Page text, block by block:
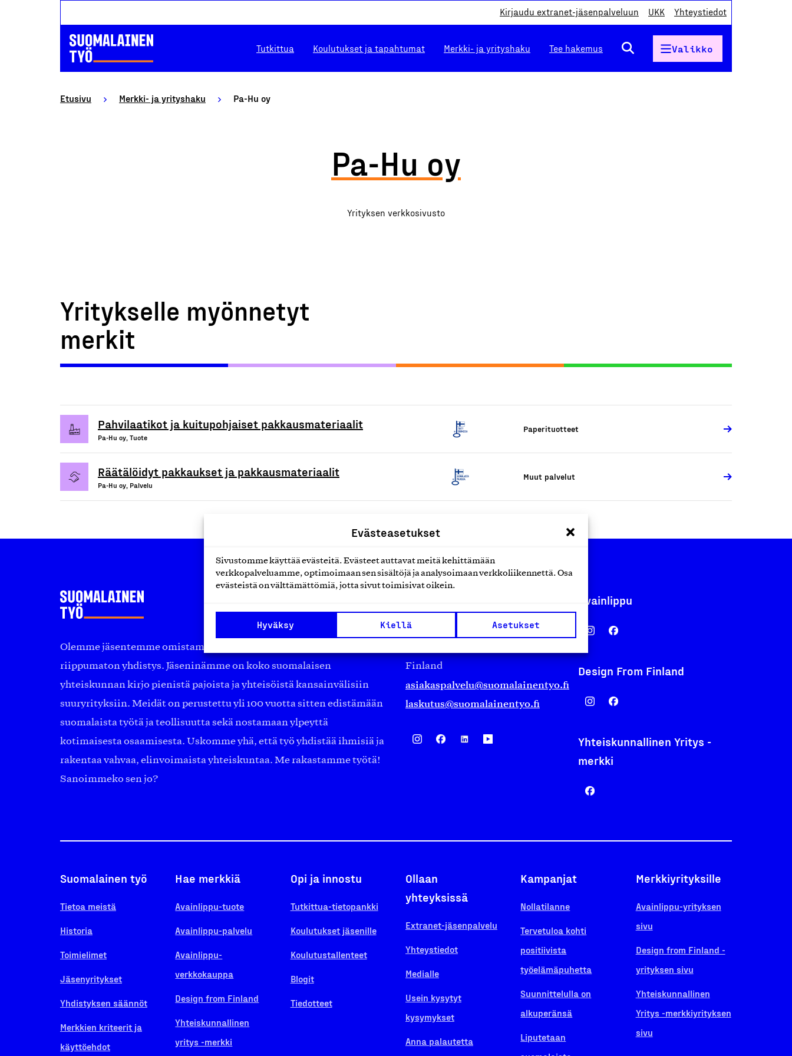
Evästeasetukset
Sivustomme käyttää evästeitä. Evästeet auttavat meitä kehittämään
verkkopalveluamme, optimoimaan sen sisältöjä ja analysoimaan verkkoliikennettä. Osa
evästeistä on välttämättömiä, jotta sivut toimisivat oikein.
Hyväksy Kiellä Asetukset
Kirjaudu extranet-jäsenpalveluun UKK Yhteystiedot
Tutkittua Koulutukset ja tapahtumat Merkki- ja yrityshaku Tee hakemus Valikko
Etusivu Merkki- ja yrityshaku Pa-Hu oy
Pa-Hu oy
Yrityksen verkkosivusto
Yritykselle myönnetyt
merkit
Pahvilaatikot ja kuitupohjaiset pakkausmateriaalit
Pa-Hu oy, Tuote
Paperituotteet
Räätälöidyt pakkaukset ja pakkausmateriaalit
Pa-Hu oy, Palvelu
Muut palvelut
Olemme jäsentemme omistama puolueeton, työmarkkinajärjestöistä
riippumaton yhdistys. Jäseninämme on koko suomalaisen
yhteiskunnan kirjo pienistä pajoista ja yhteisöistä kansainvälisiin
suuryrityksiin. Meidät on perustettu yli 100 vuotta sitten edistämään
suomalaista työtä ja teollisuutta sekä nostamaan ylpeyttä
kotimaisesta osaamisesta. Uskomme yhä, että työ yhdistää ihmisiä ja
rakentaa vahvaa, elinvoimaista yhteiskuntaa. Me rakastamme työtä!
Sanoimmeko sen jo?
Eteläranta 14,
Finland
asiakaspalvelu@suomalainentyo.fi
laskutus@suomalainentyo.fi
Avainlippu
Design From Finland
Yhteiskunnallinen Yritys -
merkki
Suomalainen työ
Tietoa meistä
Historia
Toimielimet
Jäsenyritykset
Yhdistyksen säännöt
Merkkien kriteerit ja
käyttöehdot
Hae merkkiä
Avainlippu-tuote
Avainlippu-palvelu
Avainlippu-
verkkokauppa
Design from Finland
Yhteiskunnallinen
yritys -merkki
Opi ja innostu
Tutkittua-tietopankki
Koulutukset jäsenille
Koulutustallenteet
Blogit
Tiedotteet
Ollaan
yhteyksissä
Extranet-jäsenpalvelu
Yhteystiedot
Medialle
Usein kysytyt
kysymykset
Anna palautetta
Kampanjat
Nollatilanne
Tervetuloa kohti
positiivista
työelämäpuhetta
Suunnittelulla on
alkuperänsä
Liputetaan
Merkkiyrityksille
Avainlippu-yrityksen
sivu
Design from Finland -
yrityksen sivu
Yhteiskunnallinen
Yritys -merkkiyrityksen
sivu